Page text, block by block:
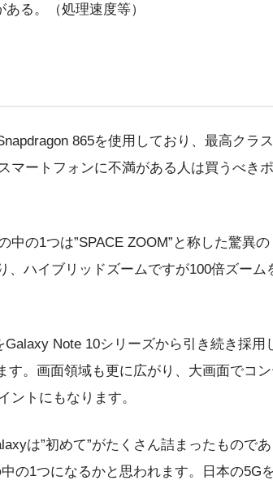
る。（処理速度等）
865を使用しており、最高クラ
マートフォンに不満がある人は買うべき
の1つは”SPACE ZOOM”と称した驚異の
、ハイブリッドズームですが100倍ズーム
Note 10シリーズから引き続き採用
。画面領域も更に広がり、大画面でコ
ントにもなります。
は”初めて”がたくさん詰まったもので
の1つになるかと思われます。日本の5G